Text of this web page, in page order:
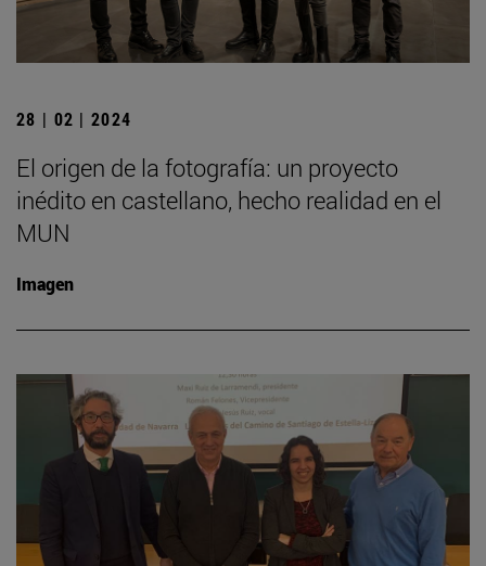
28 | 02 | 2024
El origen de la fotografía: un proyecto
inédito en castellano, hecho realidad en el
MUN
Imagen